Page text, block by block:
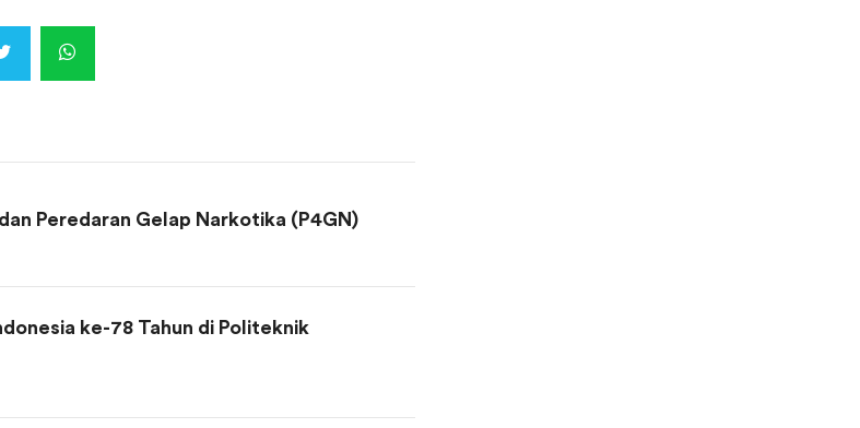
Peredaran Gelap Narkotika (P4GN)
ke-78 Tahun di Politeknik